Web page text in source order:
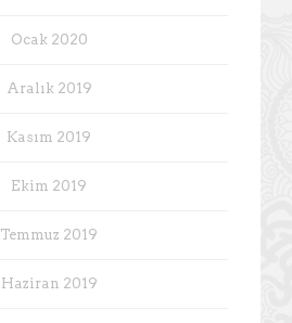
Ocak 2020
Aralık 2019
Kasım 2019
Ekim 2019
Temmuz 2019
Haziran 2019